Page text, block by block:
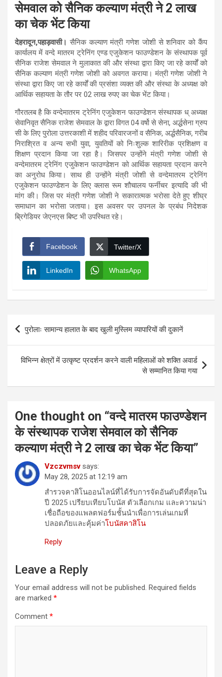
सेमवाल को सैनिक कल्याण मंत्री ने 2 लाख
का चेक भेंट किया
देहरादून,पहाड़वासी। सैनिक कल्याण मंत्री गणेश जोशी से शनिवार को कैंप
कार्यालय में वन्दे मातरम ट्रेनिंग एण्ड एजुकेशन फाउण्डेशन के संस्थापक पूर्व
सैनिक राजेश सेमवाल ने मुलाकात की और संस्था द्वारा किए जा रहे कार्यों को
सैनिक कल्याण मंत्री गणेश जोशी को अवगत कराया। मंत्री गणेश जोशी ने
संस्था द्वारा किए जा रहे कार्यों की प्रसंशा व्यक्त की और संस्था के अध्यक्ष को
आर्थिक सहायता के तौर पर 02 लाख रुपए का चेक भेंट किया।
गौरतलब है कि वन्देमातरम ट्रेनिंग एजुकेशन फाउण्डेशन संस्थापक ध् अध्यक्ष
सेवानिवृत सैनिक राजेश सेमवाल के द्वारा विगत 04 वर्षो से सेना, अर्द्धसेना ग्रुप
सी के लिए पुरोला उत्तरकाशी में शहीद परिवारजनों व सैनिक, अर्द्धसैनिक, गरीब
निराश्रित व अन्य सभी युवा, युवतियों को निःशुल्क शारिरीक प्रशिक्षण व
शिक्षण प्रदान किया जा रहा है। जिसपर उन्होंने मंत्री गणेश जोशी से
वन्देमातरम ट्रेनिंग एजुकेशन फाउण्डेशन को आर्थिक सहायता प्रदान करने
का अनुरोध किया। साथ ही उन्होंने मंत्री जोशी से वन्देमातरम ट्रेनिंग
एजुकेशन फाउण्डेशन के लिए क्लास रूम शौचालय फर्नीचर इत्यादि की भी
मांग की। जिस पर मंत्री गणेश जोशी ने सकारात्मक भरोसा देते हुए शीघ्र
समाधान का भरोसा जताया। इस अवसर पर उपनल के प्रबंध निदेशक
ब्रिगेडियर जेएनएस बिष्ट भी उपस्थित रहे।
Facebook Twitter/X
LinkedIn WhatsApp
Post
navigation
पुरोलाः सामान्य हालात के बाद खुली मुस्लिम व्यापारियों की दुकानें
विभिन्न क्षेत्रों में उत्कृष्ट प्रदर्शन करने वाली महिलाओं को शक्ति अवार्ड
से सम्मानित किया गया
One thought on “वन्दे मातरम फाउण्डेशन
के संस्थापक राजेश सेमवाल को सैनिक
कल्याण मंत्री ने 2 लाख का चेक भेंट किया”
Vzczvmsv says:
May 28, 2025 at 12:19 am
สำรวจคาสิโนออนไลน์ที่ได้รับการจัดอันดับดีที่สุดใน
ปี 2025 เปรียบเทียบโบนัส ตัวเลือกเกม และความน่า
เชื่อถือของแพลตฟอร์มชั้นนำเพื่อการเล่นเกมที่
ปลอดภัยและคุ้มค่าโบนัสคาสิโน
Reply
Leave a Reply
Your email address will not be published. Required fields
are marked *
Comment *